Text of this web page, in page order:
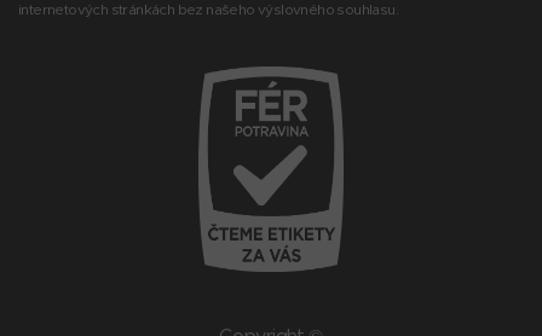
internetových stránkách bez našeho výslovného souhlasu.